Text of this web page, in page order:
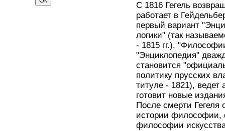
С 1816 Гегель
работает в
первый вариант
логики" (так
- 1815 гг.),
"Энциклопедия"
становится
политику прусских
титуле - 1821), ведет
готовит новые
После смерти Гегеля
истории
философии